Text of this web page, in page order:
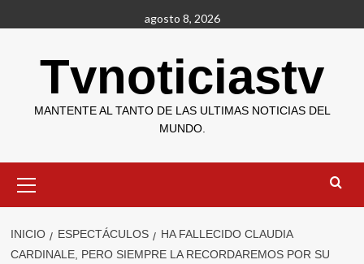
al
agosto 8, 2026
Tvnoticiastv
MANTENTE AL TANTO DE LAS ULTIMAS NOTICIAS DEL
MUNDO.
primario
INICIO ESPECTÁCULOS
HA FALLECIDO CLAUDIA
CARDINALE, PERO SIEMPRE LA RECORDAREMOS POR SU